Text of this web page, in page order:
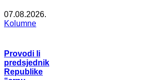
07.08.2026.
Kolumne
Provodi li
predsjednik
Republike